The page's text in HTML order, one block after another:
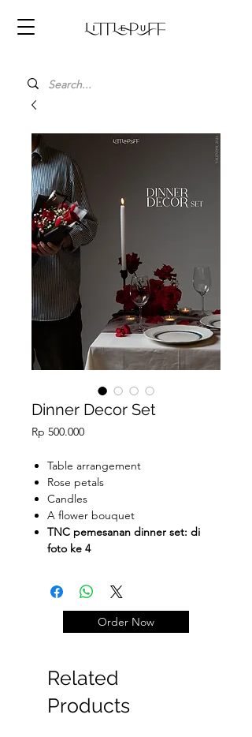
Dinner Decor Set
Rp 500.000Price
Table arrangement
Rose petals
Candles
A flower bouquet
TNC pemesanan dinner set: di
foto ke 4
Order Now
Related
Products